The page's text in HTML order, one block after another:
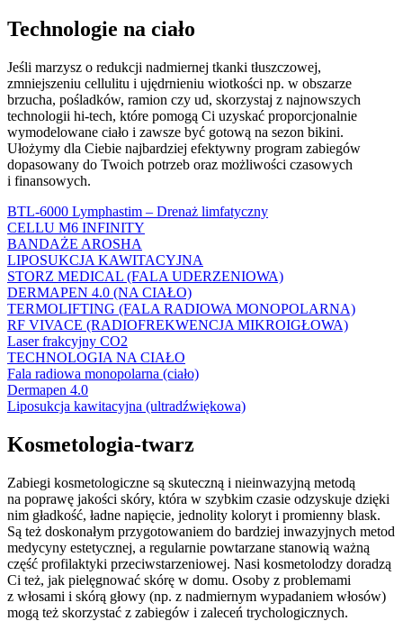
Technologie na ciało
Jeśli marzysz o redukcji nadmiernej tkanki tłuszczowej,
zmniejszeniu cellulitu i ujędrnieniu wiotkości np. w obszarze
brzucha, pośladków, ramion czy ud, skorzystaj z najnowszych
technologii hi-tech, które pomogą Ci uzyskać proporcjonalnie
wymodelowane ciało i zawsze być gotową na sezon bikini.
Ułożymy dla Ciebie najbardziej efektywny program zabiegów
dopasowany do Twoich potrzeb oraz możliwości czasowych
i finansowych.
BTL-6000 Lymphastim – Drenaż limfatyczny
CELLU M6 INFINITY
BANDAŻE AROSHA
LIPOSUKCJA KAWITACYJNA
STORZ MEDICAL (FALA UDERZENIOWA)
DERMAPEN 4.0 (NA CIAŁO)
TERMOLIFTING (FALA RADIOWA MONOPOLARNA)
RF VIVACE (RADIOFREKWENCJA MIKROIGŁOWA)
Laser frakcyjny CO2
TECHNOLOGIA NA CIAŁO
Fala radiowa monopolarna (ciało)
Dermapen 4.0
Liposukcja kawitacyjna (ultradźwiękowa)
Kosmetologia-twarz
Zabiegi kosmetologiczne są skuteczną i nieinwazyjną metodą
na poprawę jakości skóry, która w szybkim czasie odzyskuje dzięki
nim gładkość, ładne napięcie, jednolity koloryt i promienny blask.
Są też doskonałym przygotowaniem do bardziej inwazyjnych metod
medycyny estetycznej, a regularnie powtarzane stanowią ważną
część profilaktyki przeciwstarzeniowej. Nasi kosmetolodzy doradzą
Ci też, jak pielęgnować skórę w domu. Osoby z problemami
z włosami i skórą głowy (np. z nadmiernym wypadaniem włosów)
mogą też skorzystać z zabiegów i zaleceń trychologicznych.